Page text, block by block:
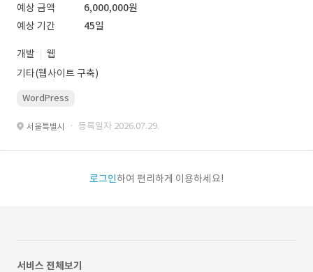
예상 금액
6,000,000원
예상 기간
45일
개발
웹
기타(웹사이트 구축)
WordPress
서울특별시 · 등록일자 2026.07.29.
로그인하여 편리하게 이용하세요!
서비스 전체보기